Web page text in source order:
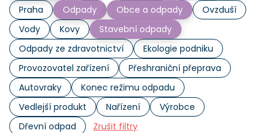
Praha
Odpady Obce a odpady
Ovzduší
Vody
Kovy
Stavební odpady
Odpady ze zdravotnictví
Ekologie podniku
Provozovatel zařízení
Přeshraniční přeprava
Autovraky
Konec režimu odpadu
Vedlejší produkt
Nařízení
Výrobce
Dřevní odpad
Zrušit filtry